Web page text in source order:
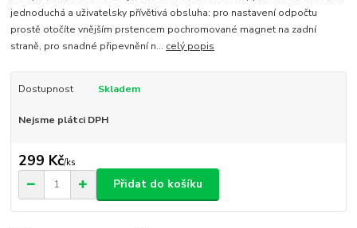
jednoduchá a uživatelsky přívětivá obsluha: pro nastavení odpočtu
prostě otočíte vnějším prstencem pochromované magnet na zadní
straně, pro snadné připevnění n... celý popis
Dostupnost Skladem
Nejsme plátci DPH
299 Kč/ks
Přidat do košíku